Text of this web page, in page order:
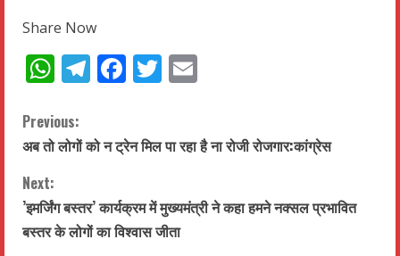
Share Now
WhatsApp
Telegram
Facebook
Twitter
C
o
n
t
Previous:
अब तो लोगों को न ट्रेन मिल पा रहा है ना रोजी रोजगार:कांग्रेस
Next:
’इमर्जिंग बस्तर’ कार्यक्रम में मुख्यमंत्री ने कहा हमने नक्सल प्रभावित
बस्तर के लोगों का विश्वास जीता